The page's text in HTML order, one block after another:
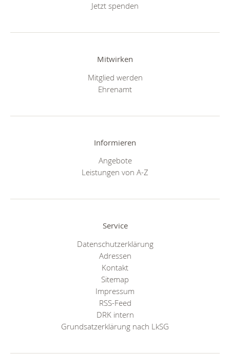
Jetzt spenden
Mitwirken
Mitglied werden
Ehrenamt
Informieren
Angebote
Leistungen von A-Z
Service
Datenschutzerklärung
Adressen
Kontakt
Sitemap
Impressum
RSS-Feed
DRK intern
Grundsatzerklärung nach LkSG